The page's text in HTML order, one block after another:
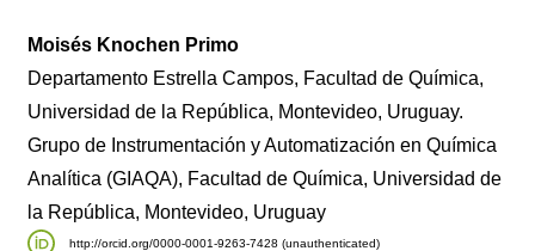
Moisés Knochen Primo
Departamento Estrella Campos, Facultad de Química,
Universidad de la República, Montevideo, Uruguay.
Grupo de Instrumentación y Automatización en Química
Analítica (GIAQA), Facultad de Química, Universidad de
la República, Montevideo, Uruguay
http://orcid.org/0000-0001-9263-7428 (unauthenticated)